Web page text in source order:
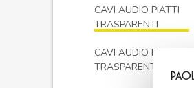
CAVI AUDIO PIATTI
TRASPARENTI
CAVI AUDIO PIATTI
TRASPARENTI CCA